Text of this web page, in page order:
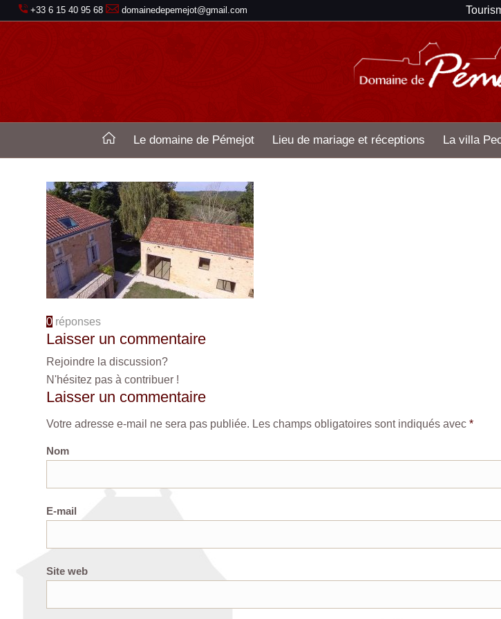
+33 6 15 40 95 68 domainedepemejot@gmail.com
Le domaine de Pémejot Lieu de mariage et réceptions La villa
0 réponses
Laisser un commentaire
Rejoindre la discussion?
N'hésitez pas à contribuer !
Laisser un commentaire
Votre adresse e-mail ne sera pas publiée. Les champs obligatoires sont indiqués avec *
Nom
E-mail
Site web